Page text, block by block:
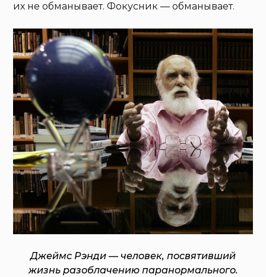
их не обманывает. Фокусник — обманывает.
Джеймс Рэнди — человек, посвятивший
жизнь разоблачению паранормального.